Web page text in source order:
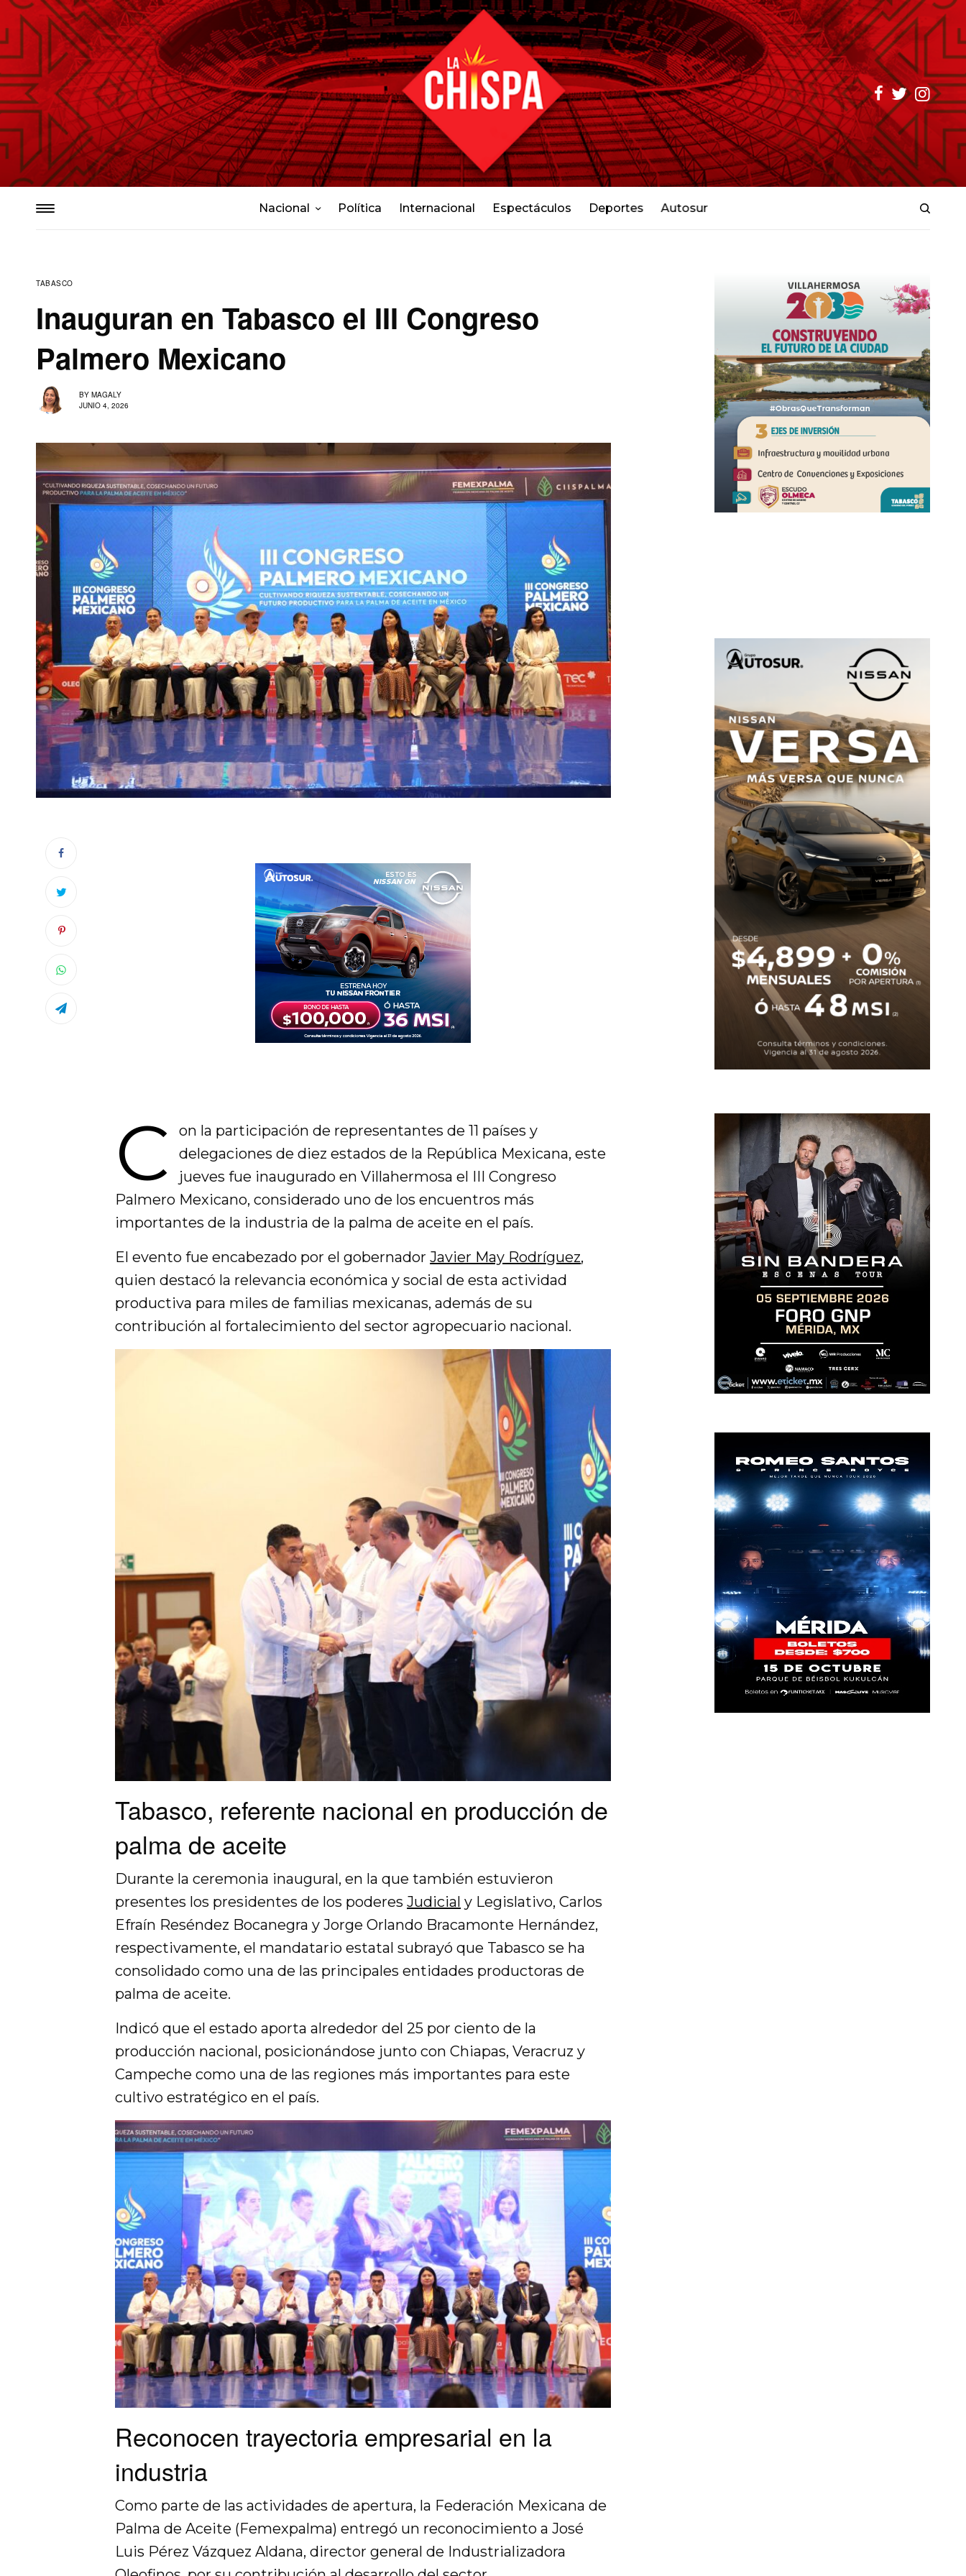
Nacional Política Internacional Espectáculos Deportes Autosur
TABASCO
Inauguran en Tabasco el III Congreso
Palmero Mexicano
BY MAGALY
JUNIO 4, 2026
C
on la participación de representantes de 11 países y
delegaciones de diez estados de la República Mexicana, este
jueves fue inaugurado en Villahermosa el III Congreso
Palmero Mexicano, considerado uno de los encuentros más
importantes de la industria de la palma de aceite en el país.
El evento fue encabezado por el gobernadorJavier May Rodríguez,
quien destacó la relevancia económica y social de esta actividad
productiva para miles de familias mexicanas, además de su
contribución al fortalecimiento del sector agropecuario nacional.
Tabasco, referente nacional en producción de
palma de aceite
Durante la ceremonia inaugural, en la que también estuvieron
presentes los presidentes de los poderesJudicial y Legislativo, Carlos
Efraín Reséndez Bocanegra y Jorge Orlando Bracamonte Hernández,
respectivamente, el mandatario estatal subrayó que Tabasco se ha
consolidado como una de las principales entidades productoras de
palma de aceite.
Indicó que el estado aporta alrededor del 25 por ciento de la
producción nacional, posicionándose junto con Chiapas, Veracruz y
Campeche como una de las regiones más importantes para este
cultivo estratégico en el país.
Reconocen trayectoria empresarial en la
industria
Como parte de las actividades de apertura, la Federación Mexicana de
Palma de Aceite (Femexpalma) entregó un reconocimiento a José
Luis Pérez Vázquez Aldana, director general de Industrializadora